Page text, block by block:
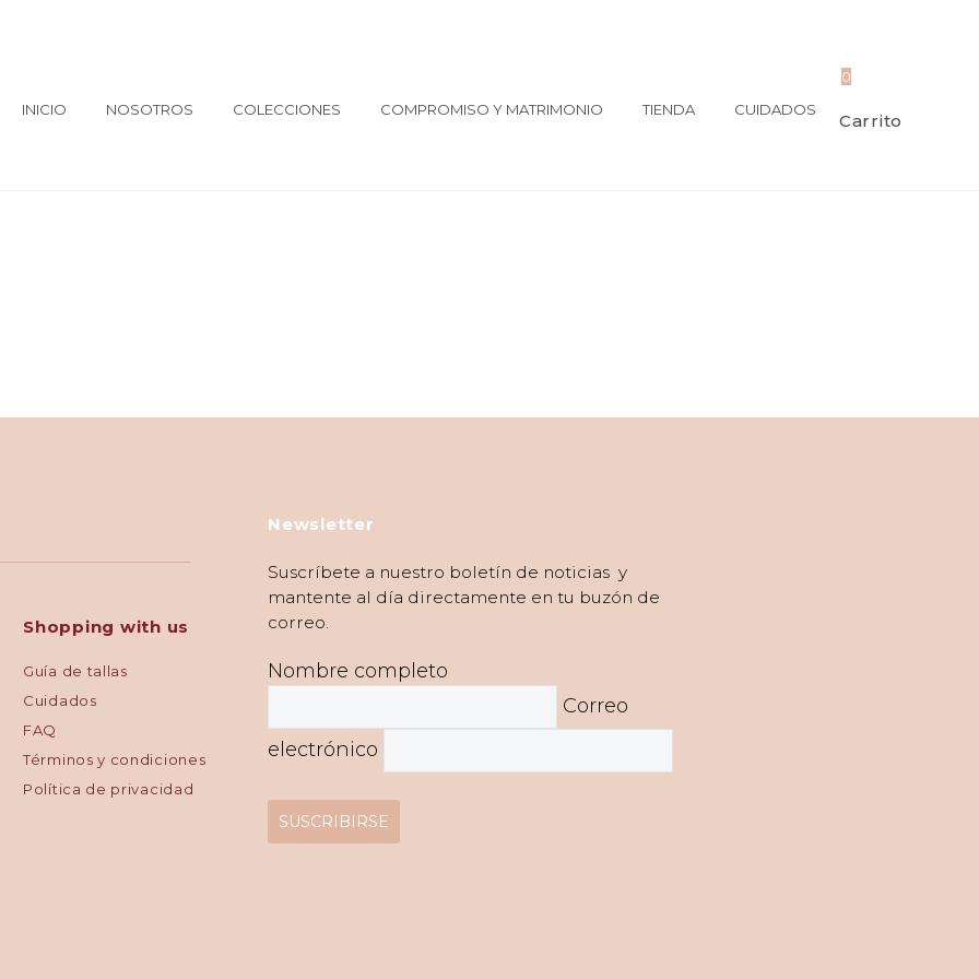
INICIO NOSOTROS COLECCIONES COMPROMISO Y MATRIMONIO TIENDA CUIDADOS
0
Carrito
Shopping with us
Guía de tallas
Cuidados
FAQ
Términos y condiciones
Política de privacidad
Newsletter
Suscríbete a nuestro boletín de noticias y
mantente al día directamente en tu buzón de
correo.
Nombre completo
Correo
electrónico
SUSCRIBIRSE